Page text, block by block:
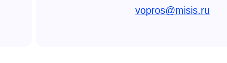
vopros@misis.ru